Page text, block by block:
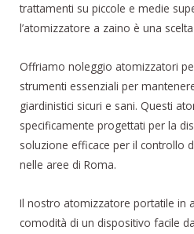
trattamenti su piccole e medie
l’atomizzatore a zaino è una
Offriamo noleggio atomizzatori
strumenti essenziali per
giardinistici sicuri e sani. Questi
specificamente progettati per la
soluzione efficace per il controllo
nelle aree di Roma.
Il nostro atomizzatore portatile in
comodità di un dispositivo facile